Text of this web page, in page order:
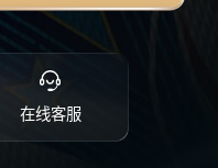
在线客服